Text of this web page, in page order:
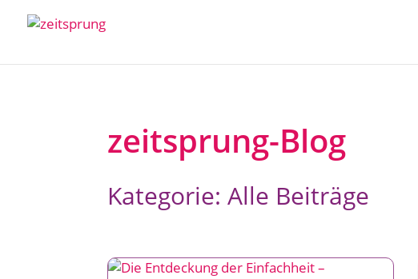
zeitsprung-Blog
Kategorie: Alle Beiträge